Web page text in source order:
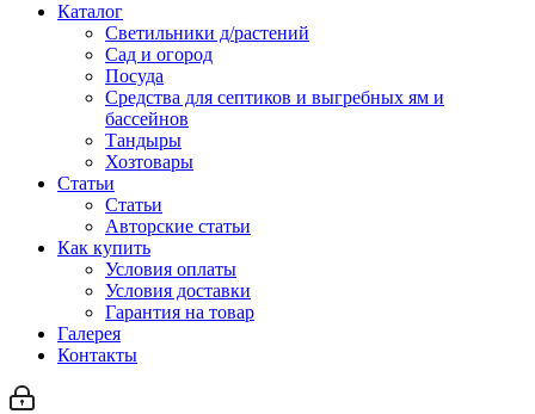
Каталог
Светильники д/растений
Сад и огород
Посуда
Средства для септиков и выгребных ям и
бассейнов
Тандыры
Хозтовары
Статьи
Статьи
Авторские статьи
Как купить
Условия оплаты
Условия доставки
Гарантия на товар
Галерея
Контакты